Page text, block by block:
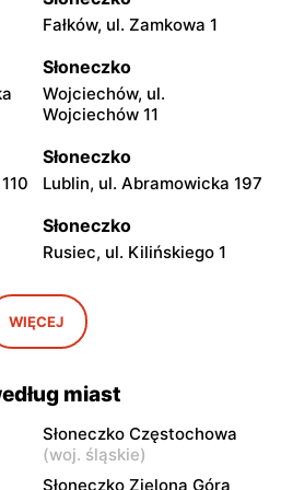
Fałków, ul. Zamkowa 1
Słoneczko
Wojciechów, ul.
Wojciechów 11
Słoneczko
Lublin, ul. Abramowicka 197
Słoneczko
Rusiec, ul. Kilińskiego 1
Słoneczko
Dworszowice Pakoszowe,
ul. Długa 25
Słoneczko
Klimontów, ul. Rynek 20
Słoneczko
WIĘCEJ
miast
Słoneczko Częstochowa
(woj. śląskie)
Słoneczko Zielona Góra